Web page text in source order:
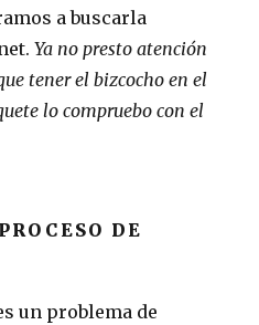
a buscarla
Ya no presto atención
tener el bizcocho en el
lo compruebo con el
DE
un problema de